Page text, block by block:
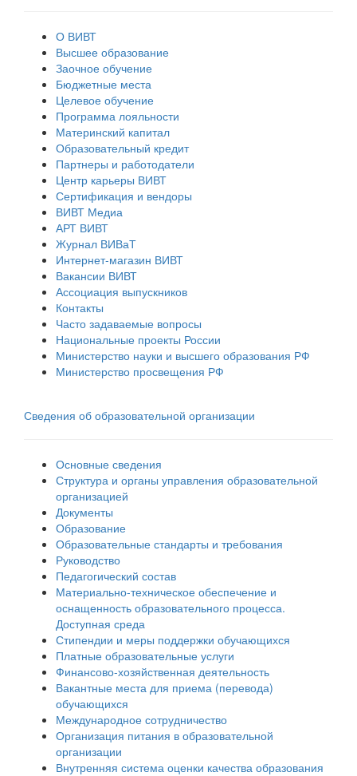
О ВИВТ
Высшее образование
Заочное обучение
Бюджетные места
Целевое обучение
Программа лояльности
Материнский капитал
Образовательный кредит
Партнеры и работодатели
Центр карьеры ВИВТ
Сертификация и вендоры
ВИВТ Медиа
АРТ ВИВТ
Журнал ВИВаТ
Интернет-магазин ВИВТ
Вакансии ВИВТ
Ассоциация выпускников
Контакты
Часто задаваемые вопросы
Национальные проекты России
Министерство науки и высшего образования РФ
Министерство просвещения РФ
Сведения об образовательной организации
Основные сведения
Структура и органы управления образовательной
организацией
Документы
Образование
Образовательные стандарты и требования
Руководство
Педагогический состав
Материально-техническое обеспечение и
оснащенность образовательного процесса.
Доступная среда
Стипендии и меры поддержки обучающихся
Платные образовательные услуги
Финансово-хозяйственная деятельность
Вакантные места для приема (перевода)
обучающихся
Международное сотрудничество
Организация питания в образовательной
организации
Внутренняя система оценки качества образования